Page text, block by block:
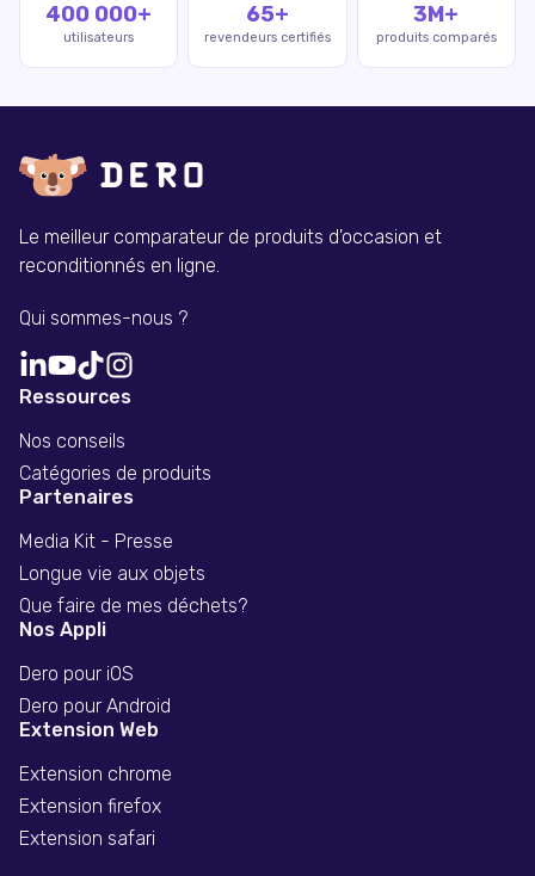
400 000+
utilisateurs
65+
revendeurs certifiés
3M+
produits comparés
Le meilleur comparateur de produits d'occasion et
reconditionnés en ligne.
Qui sommes-nous ?
Ressources
Nos conseils
Catégories de produits
Partenaires
Media Kit - Presse
Longue vie aux objets
Que faire de mes déchets?
Nos Appli
Dero pour iOS
Dero pour Android
Extension Web
Extension chrome
Extension firefox
Extension safari